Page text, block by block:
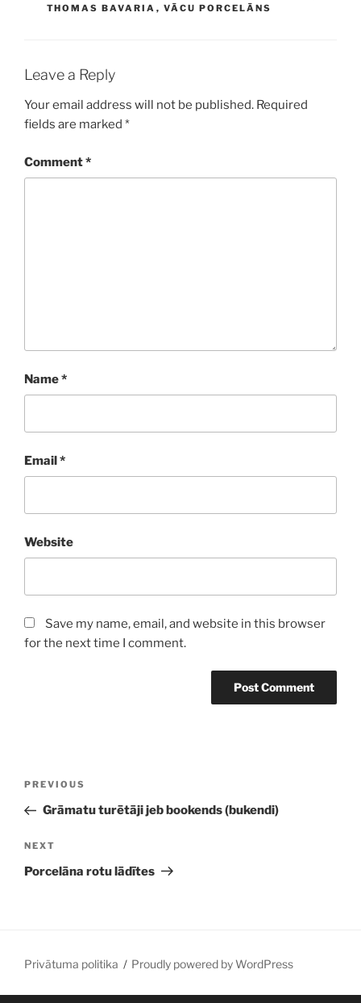
THOMAS BAVARIA , VĀCU PORCELĀNS
Leave a Reply
Your email address will not be published. Required
fields are marked *
Comment*
Name*
Email*
Website
Save my name, email, and website in this browser
for the next time I comment.
Previous
Post
PREVIOUS
Grāmatu turētāji jeb bookends (bukendi)
Next
Post
NEXT
Porcelāna rotu lādītes
Privātuma politika Proudly powered by WordPress